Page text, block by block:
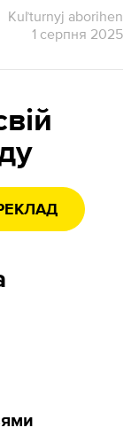
Kuľturnyj aborihen
1 серпня 2025